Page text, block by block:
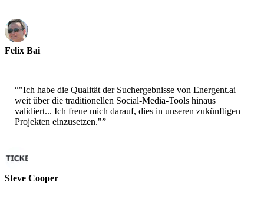
Felix Bai
“"Ich habe die Qualität der Suchergebnisse von Energent.ai
weit über die traditionellen Social-Media-Tools hinaus
validiert... Ich freue mich darauf, dies in unseren zukünftigen
Projekten einzusetzen."”
Steve Cooper